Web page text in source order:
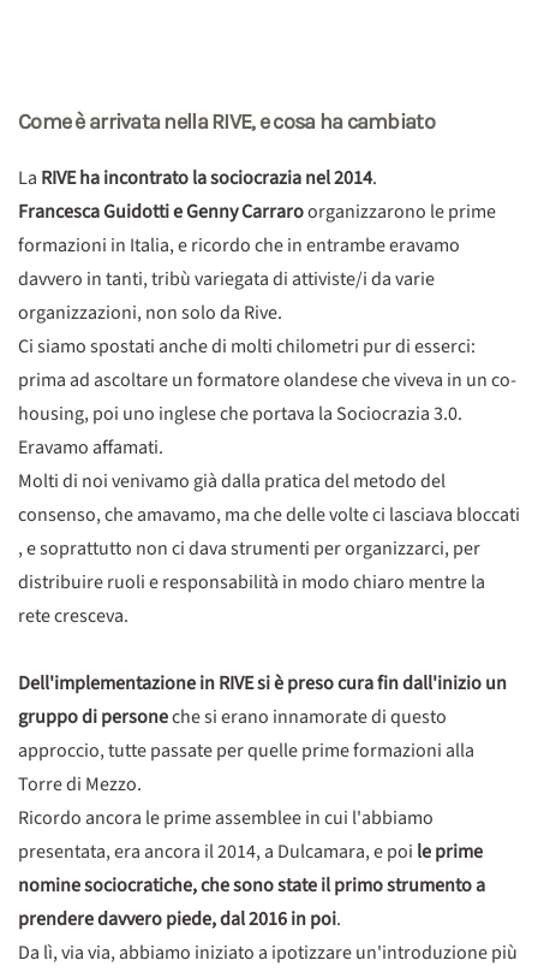
Come è arrivata nella RIVE, e cosa ha cambiato
La RIVE ha incontrato la sociocrazia nel 2014.
Francesca Guidotti e Genny Carraroorganizzarono le prime
formazioni in Italia, e ricordo che in entrambe eravamo
davvero in tanti, tribù variegata di attiviste/i da varie
organizzazioni, non solo da Rive.
Ci siamo spostati anche di molti chilometri pur di esserci:
prima ad ascoltare un formatore olandese che viveva in un co-
housing, poi uno inglese che portava la Sociocrazia 3.0.
Eravamo affamati.
Molti di noi venivamo già dalla pratica del metodo del
consenso, che amavamo, ma che delle volte ci lasciava bloccati
, e soprattutto non ci dava strumenti per organizzarci, per
distribuire ruoli e responsabilità in modo chiaro mentre la
rete cresceva.
Dell'implementazione in RIVE si è preso cura fin dall'inizio un
gruppo di personeche si erano innamorate di questo
approccio, tutte passate per quelle prime formazioni alla
Torre di Mezzo.
Ricordo ancora le prime assemblee in cui l'abbiamo
presentata, era ancora il 2014, a Dulcamara, e poi le prime
nomine sociocratiche, che sono state il primo strumento a
prendere davvero piede, dal 2016 in poi.
Da lì, via via, abbiamo iniziato a ipotizzare un'introduzione più